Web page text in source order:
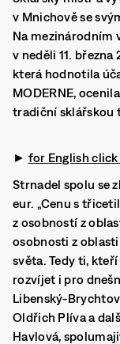
v Mnichově se
Na mezinárodním
v neděli 11.
která hodnotila
MODERNE,
tradiční sklářskou
► for English click
Strnadel spolu se
eur. „Cenu s
z osobností z
osobnosti z
světa. Tedy ti,
rozvíjet i pro
Libenský-
Oldřich Plíva a
Havlová,